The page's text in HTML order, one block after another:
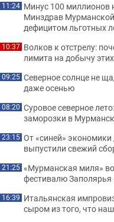
11:24 Минус 100 миллионов
Минздрав
дефицитом льготных
10:37 Волков к отстрелу:
лимита на добычу
09:25 Северное солнце не
даже осенью
08:20 Суровое северное
заморозки в
23:15 От «синей»
выпустили свежий
21:25 «Мурманская миля»
фестивалю Заполярья
16:39 Итальянская
сыром из того, что